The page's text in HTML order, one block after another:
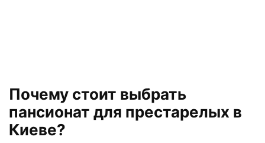
Почему стоит выбрать
пансионат для престарелых в
Киеве?